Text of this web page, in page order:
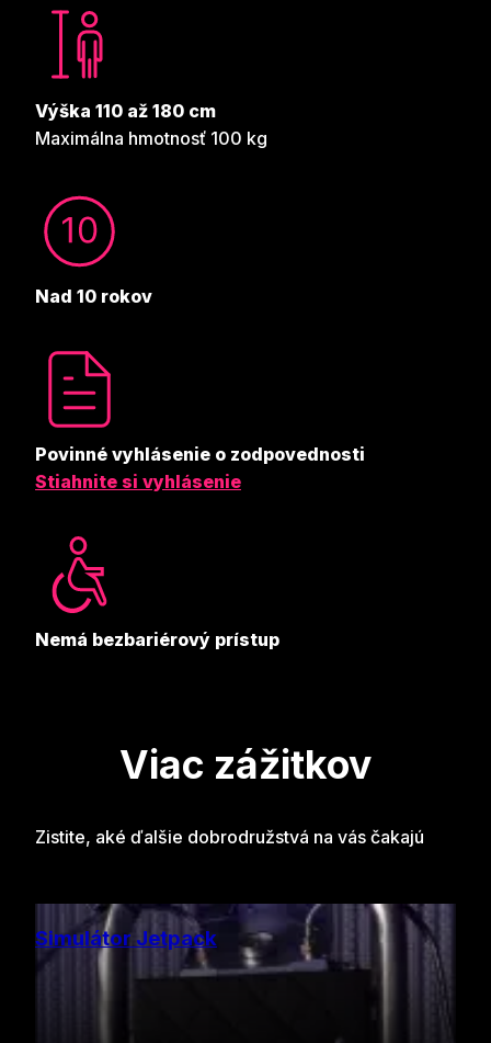
Výška 110 až 180 cm
Maximálna hmotnosť 100 kg
Nad 10 rokov
Povinné vyhlásenie o zodpovednosti
Stiahnite si vyhlásenie
Nemá bezbariérový prístup
Viac zážitkov
Zistite, aké ďalšie dobrodružstvá na vás čakajú
Simulátor Jetpack